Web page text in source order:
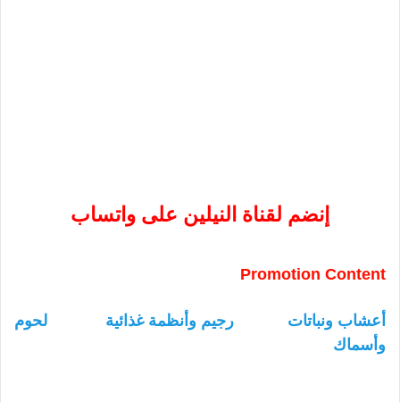
إنضم لقناة النيلين على واتساب
Promotion Content
أعشاب ونباتات رجيم وأنظمة غذائية
لحوم
وأسماك